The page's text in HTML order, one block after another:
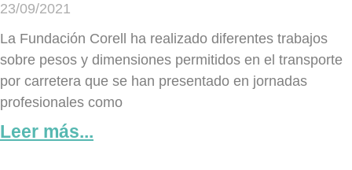
23/09/2021
La Fundación Corell ha realizado diferentes trabajos
sobre pesos y dimensiones permitidos en el transporte
por carretera que se han presentado en jornadas
profesionales como
Leer más...